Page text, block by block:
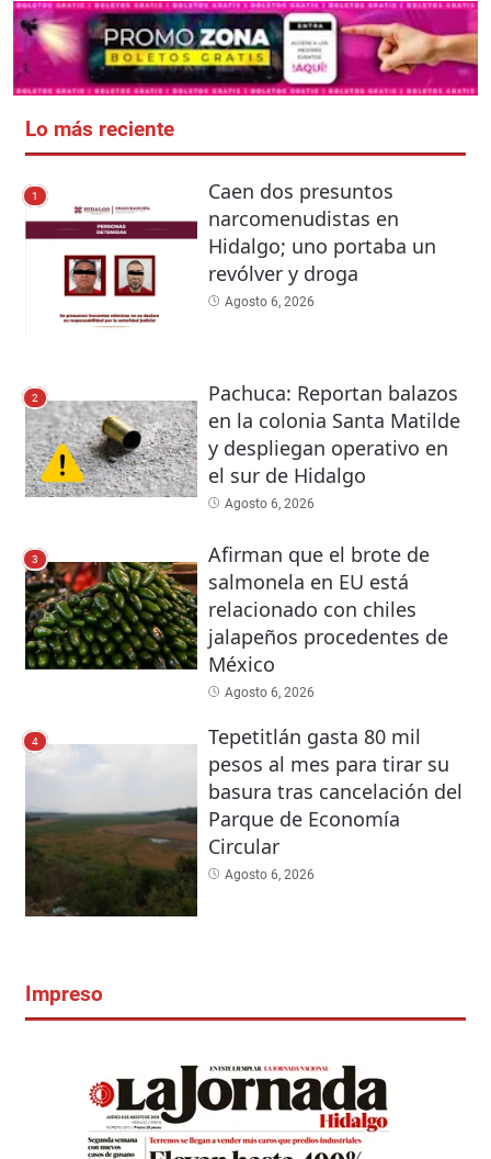
Lo más reciente
1
Caen dos presuntos
narcomenudistas en
Hidalgo; uno portaba un
revólver y droga
Agosto 6, 2026
2
Pachuca: Reportan balazos
en la colonia Santa Matilde
y despliegan operativo en
el sur de Hidalgo
Agosto 6, 2026
3
Afirman que el brote de
salmonela en EU está
relacionado con chiles
jalapeños procedentes de
México
Agosto 6, 2026
4
Tepetitlán gasta 80 mil
pesos al mes para tirar su
basura tras cancelación del
Parque de Economía
Circular
Agosto 6, 2026
Impreso